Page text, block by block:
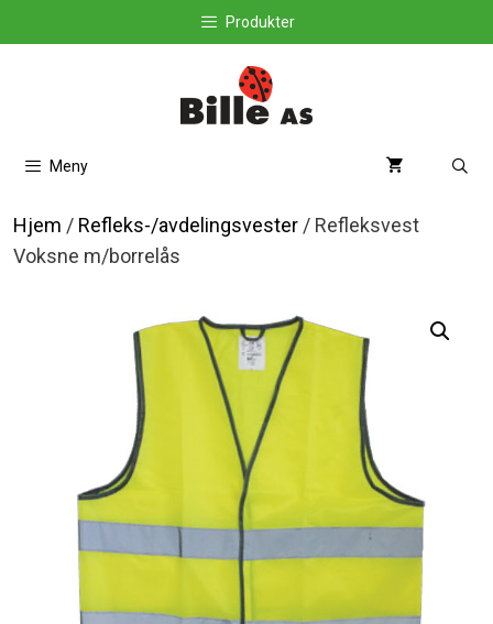
til
Produkter
Meny
Hjem / Refleks-/avdelingsvester / Refleksvest
Voksne m/borrelås